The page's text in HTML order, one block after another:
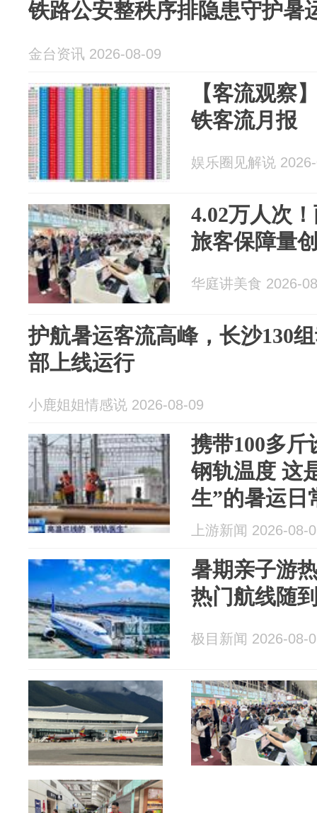
铁路公安整秩序排隐患守护暑
金台资讯 2026-08-09
【客流观察
铁客流月报
娱乐圈见解说
4.02万人次
旅客保障量
华庭讲美食 2026-
护航暑运客流高峰，长沙130
部上线运行
小鹿姐姐情感说 2026-08-09
携带100多
钢轨温度 这
生”的暑运日
上游新闻 2026-08-
暑期亲子游
热门航线随
极目新闻 2026-08-